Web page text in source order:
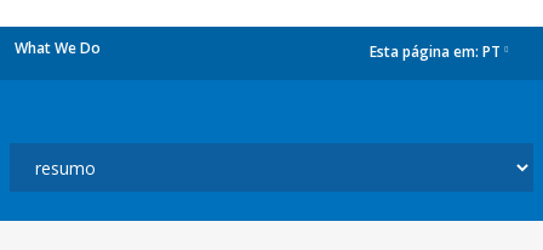
What We Do Esta página em: PT